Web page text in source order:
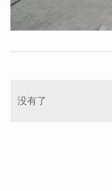
没有了